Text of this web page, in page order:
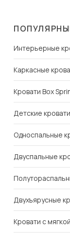
Интерьерные
Каркасные
Кровати Box
Детские кровати
Односпальные
Двуспальные
Двухъярусные
Кровати с